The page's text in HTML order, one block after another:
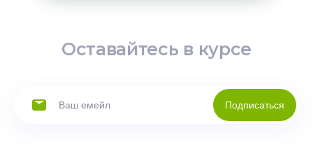
Оставайтесь в курсе
Подписаться